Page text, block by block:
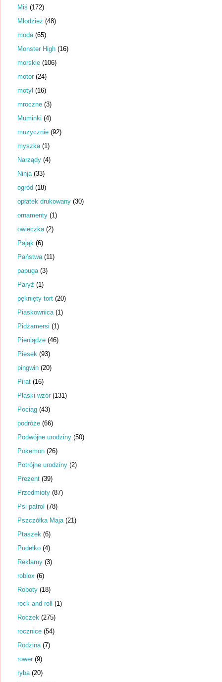
Miś (172)
Młodzież (48)
moda (65)
Monster High (16)
morskie (106)
motor (24)
motyl (16)
mroczne (3)
Muminki (4)
muzycznie (92)
myszka (1)
Narządy (4)
Ninja (33)
ogród (18)
opłatek drukowany (30)
ornamenty (1)
owieczka (2)
Pająk (6)
Państwa (11)
papuga (3)
Paryż (1)
pęknięty tort (20)
Piaskownica (1)
Pidżamersi (1)
Pieniądze (46)
Piesek (93)
pingwin (20)
Pirat (16)
Płaski wzór (131)
Pociąg (43)
podróże (66)
Podwójne urodziny (50)
Pokemon (26)
Potrójne urodziny (2)
Prezent (39)
Przedmioty (87)
Psi patrol (78)
Pszczółka Maja (21)
Ptaszek (6)
Pudełko (4)
Reklamy (3)
roblox (6)
Roboty (18)
rock and roll (1)
Roczek (275)
rocznice (54)
Rodzina (7)
rower (9)
ryba (20)